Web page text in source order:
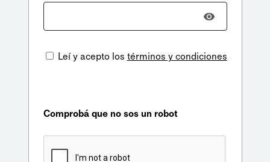
Leí y acepto los términos y condiciones
Comprobá que no sos un robot